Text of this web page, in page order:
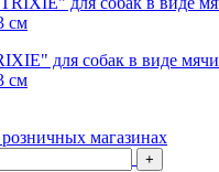
для собак в виде
см
магазинах
+